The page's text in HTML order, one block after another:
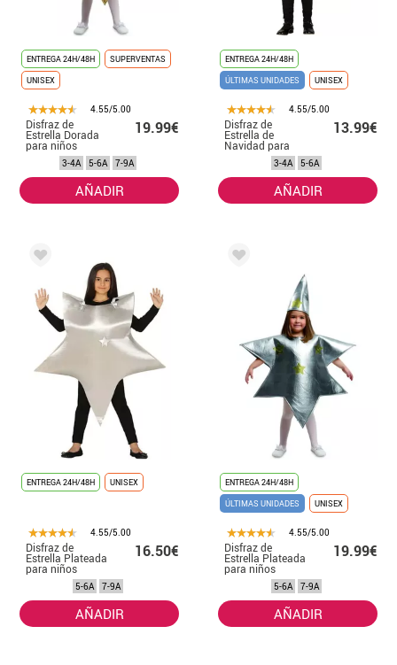
ENTREGA 24H/48H
SUPERVENTAS
UNISEX
4.55/5.00
Disfraz de
Estrella Dorada
para niños
19.99€
3-4A 5-6A 7-9A
AÑADIR
ENTREGA 24H/48H
ÚLTIMAS UNIDADES
UNISEX
4.55/5.00
Disfraz de
Estrella de
Navidad para
13.99€
3-4A 5-6A
AÑADIR
ENTREGA 24H/48H UNISEX
4.55/5.00
Disfraz de
Estrella Plateada
para niños
16.50€
5-6A 7-9A
AÑADIR
ENTREGA 24H/48H
ÚLTIMAS UNIDADES
UNISEX
4.55/5.00
Disfraz de
Estrella Plateada
para niños
19.99€
5-6A 7-9A
AÑADIR